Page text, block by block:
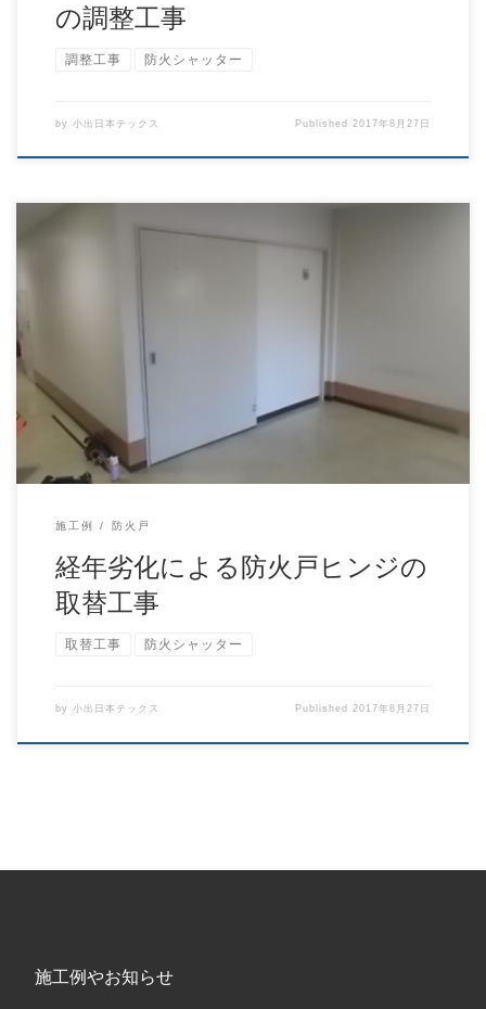
の調整工事
調整工事 防火シャッター
by 小出日本テックス Published 2017年8月27日
は、実はいいことです。いざというこ […]
施工例 防火戸
経年劣化による防火戸ヒンジの
取替工事
取替工事 防火シャッター
by 小出日本テックス Published2017年8月27日
施工例やお知らせ